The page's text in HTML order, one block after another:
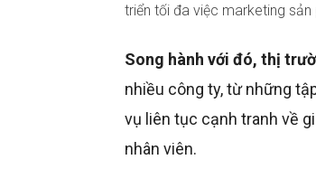
triển tối đa việc marketing
Song hành với đó, thị
nhiều công ty, từ những
vụ liên tục cạnh tranh về
nhân viên.